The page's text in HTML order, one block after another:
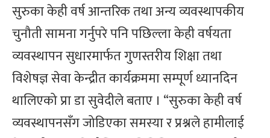
सुरुका केही वर्ष आन्तरिक तथा अन्य व्यवस्थापकीय
चुनौती सामना गर्नुपरे पनि पछिल्ला केही वर्षयता
व्यवस्थापन सुधारमार्फत गुणस्तरीय शिक्षा तथा
विशेषज्ञ सेवा केन्द्रीत कार्यक्रममा सम्पूर्ण ध्यानदिन
थालिएको प्रा डा सुवेदीले बताए । “सुरुका केही वर्ष
व्यवस्थापनसँग जोडिएका समस्या र प्रश्नले हामीलाई